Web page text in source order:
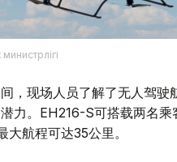
，现场人员了解了无人驾驶
力。EH216-S可搭载两名乘
大航程可达35公里。